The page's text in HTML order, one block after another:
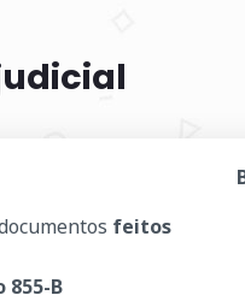
feitos
855-B